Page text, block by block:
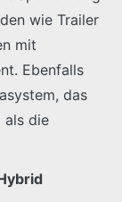
wie Trailer
mit
Ebenfalls
das
als die